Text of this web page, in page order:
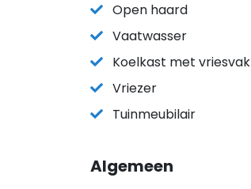
Open haard
Vaatwasser
Koelkast met vriesvak
Vriezer
Tuinmeubilair
Algemeen